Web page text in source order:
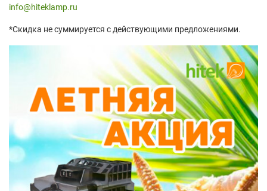
info@hiteklamp.ru
*Скидка не суммируется с действующими предложениями.